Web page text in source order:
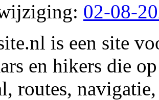
02-08-
is een site
en hikers die
routes,